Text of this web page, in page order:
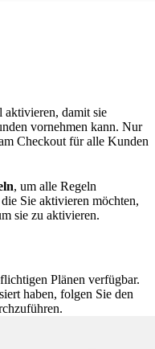
aktivieren, damit sie
vornehmen kann. Nur
Checkout für alle Kunden
, um alle Regeln
Sie aktivieren möchten,
sie zu aktivieren.
Plänen verfügbar.
haben, folgen Sie den